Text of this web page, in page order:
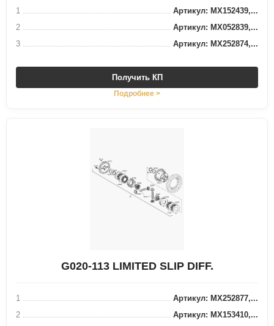
1
Артикул: MX152439,...
2
Артикул: MX052839,...
3
Артикул: MX252874,...
Получить КП
Подробнее >
G020-113 LIMITED SLIP DIFF.
1
Артикул: MX252877,...
2
Артикул: MX153410,...